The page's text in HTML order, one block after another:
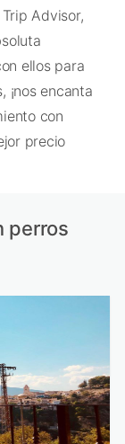
Advisor,
ellos para
¡nos encanta
con
precio
perros